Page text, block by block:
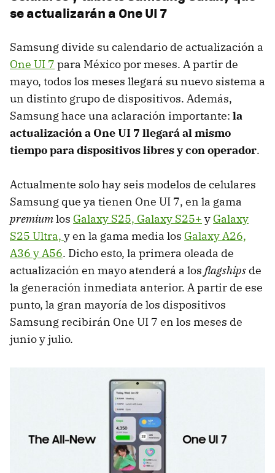
se actualizarán a One UI 7
Samsung divide su calendario de actualización a
One UI 7 para México por meses. A partir de
mayo, todos los meses llegará su nuevo sistema a
un distinto grupo de dispositivos. Además,
Samsung hace una aclaración importante: la
actualización a One UI 7 llegará al mismo
tiempo para dispositivos libres y con operador.
Actualmente solo hay seis modelos de celulares
Samsung que ya tienen One UI 7, en la gama
premiumlos Galaxy S25, Galaxy S25+ y Galaxy
S25 Ultra, y en la gama media los Galaxy A26,
A36 y A56. Dicho esto, la primera oleada de
actualización en mayo atenderá a los flagships de
la generación inmediata anterior. A partir de ese
punto, la gran mayoría de los dispositivos
Samsung recibirán One UI 7 en los meses de
junio y julio.